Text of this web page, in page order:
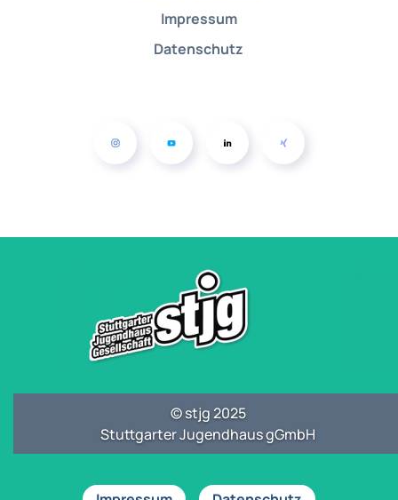
Impressum
Datenschutz
© stjg 2025
Stuttgarter Jugendhaus gGmbH